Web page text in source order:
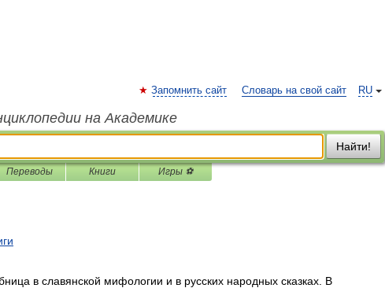
RU
Запомнить сайт Словарь на свой сайт
на Академике
Найти!
Переводы Книги Игры ⚽
в славянской мифологии и в русских народных сказках. В